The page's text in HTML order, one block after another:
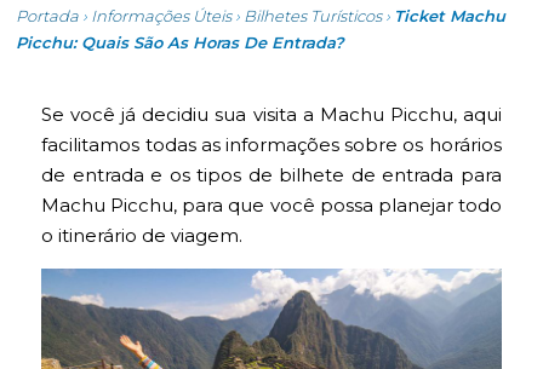
Portada › Informações Úteis› Bilhetes Turísticos› Ticket Machu
Picchu: Quais São As Horas De Entrada?
Se você já decidiu sua visita a Machu Picchu, aqui
facilitamos todas as informações sobre os horários
de entrada e os tipos de bilhete de entrada para
Machu Picchu, para que você possa planejar todo
o itinerário de viagem.